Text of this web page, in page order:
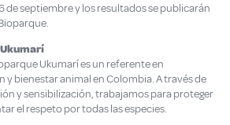
de septiembre y los resultados se publicarán
Ukumarí es un referente en
bienestar animal en Colombia. A través de
y sensibilización, trabajamos para proteger
el respeto por todas las especies.